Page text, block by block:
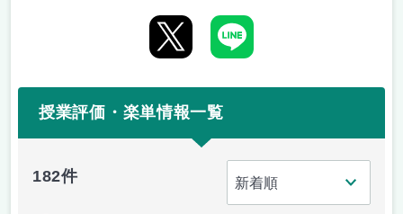
授業評価・楽単情報一覧
182件